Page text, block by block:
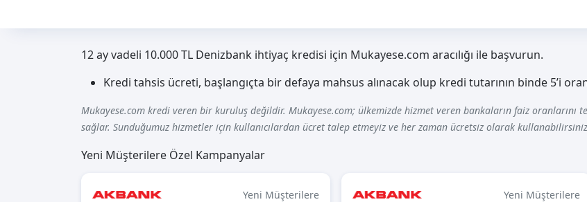
12 ay vadeli 10.000 TL Denizbank ihtiyaç kredisi için Mukayese.com aracılığı ile başvurun.
Kredi tahsis ücreti, başlangıçta bir defaya mahsus alınacak olup kredi tutarının binde 5’i
Mukayese.com kredi veren bir kuruluş değildir. Mukayese.com; ülkemizde hizmet veren bankaların faiz oranlarını
sağlar. Sunduğumuz hizmetler için kullanıcılardan ücret talep etmeyiz ve her zaman ücretsiz olarak
Yeni Müşterilere Özel Kampanyalar
Yeni Müşterilere Yeni Müşterilere